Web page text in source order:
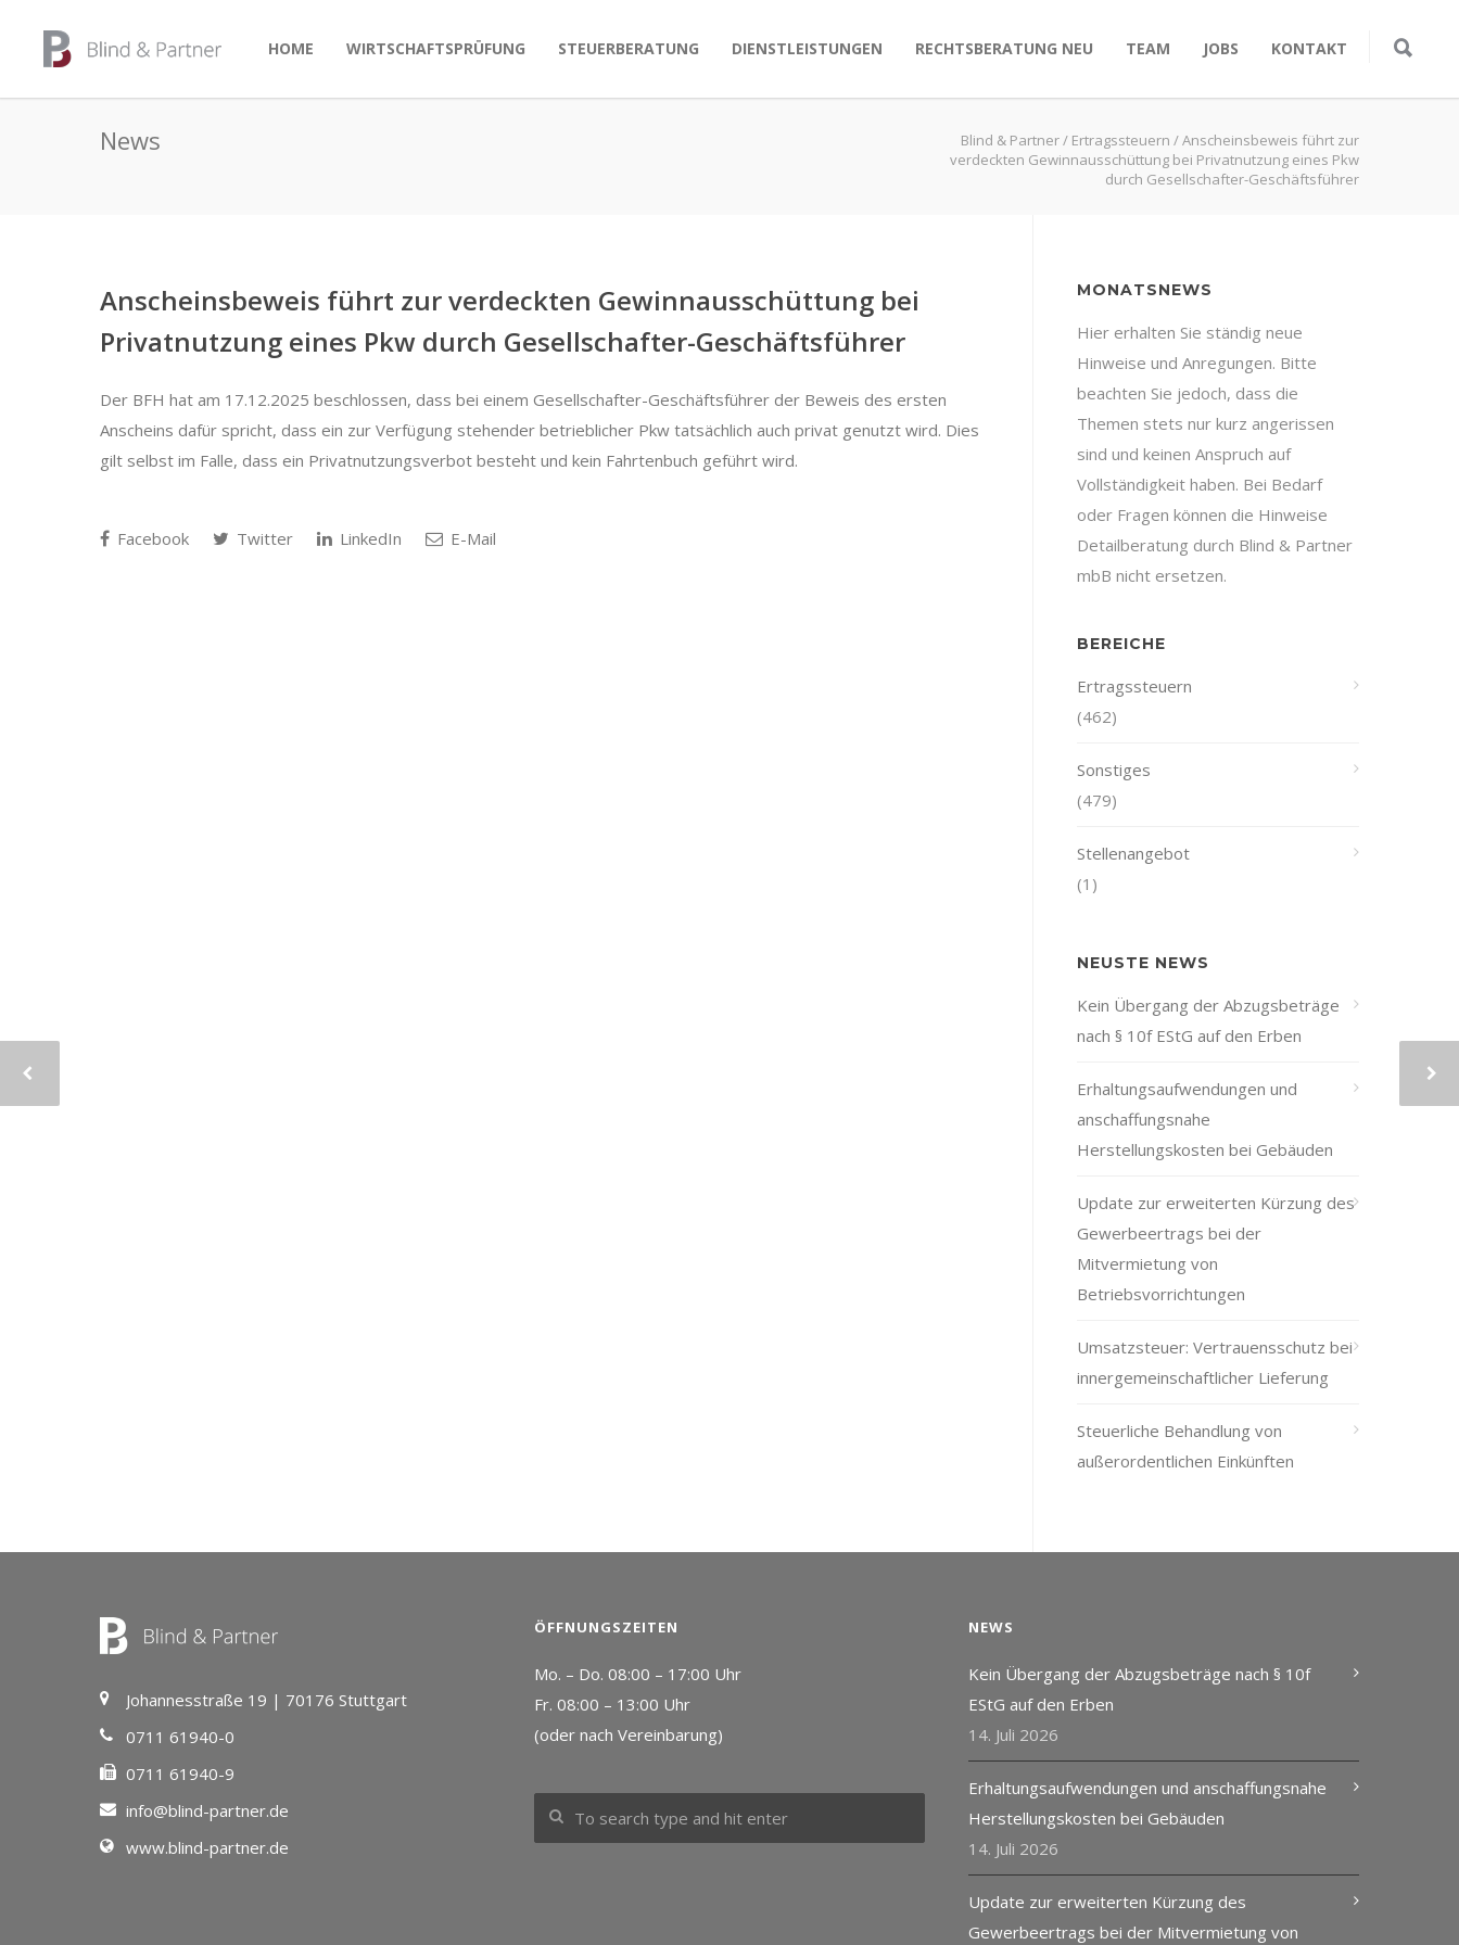
HOME WIRTSCHAFTSPRÜFUNG STEUERBERATUNG DIENSTLEISTUNGEN RECHTSBERATUNG NEU TEAM JOBS KONTAKT
News Blind & Partner/ Ertragssteuern /Anscheinsbeweis führt zur
verdeckten Gewinnausschüttung bei Privatnutzung eines Pkw
durch Gesellschafter-Geschäftsführer
Anscheinsbeweis führt zur verdeckten Gewinnausschüttung bei
Privatnutzung eines Pkw durch Gesellschafter-Geschäftsführer
Der BFH hat am 17.12.2025 beschlossen, dass bei einem Gesellschafter-Geschäftsführer der Beweis des ersten
Anscheins dafür spricht, dass ein zur Verfügung stehender betrieblicher Pkw tatsächlich auch privat genutzt wird. Dies
gilt selbst im Falle, dass ein Privatnutzungsverbot besteht und kein Fahrtenbuch geführt wird.
Facebook Twitter LinkedIn E-Mail
MONATSNEWS
Hier erhalten Sie ständig neue
Hinweise und Anregungen. Bitte
beachten Sie jedoch, dass die
Themen stets nur kurz angerissen
sind und keinen Anspruch auf
Vollständigkeit haben. Bei Bedarf
oder Fragen können die Hinweise
Detailberatung durch Blind & Partner
mbB nicht ersetzen.
BEREICHE
Ertragssteuern
(462)
Sonstiges
(479)
Stellenangebot
(1)
NEUSTE NEWS
Kein Übergang der Abzugsbeträge
nach § 10f EStG auf den Erben
Erhaltungsaufwendungen und
anschaffungsnahe
Herstellungskosten bei Gebäuden
Update zur erweiterten Kürzung des
Gewerbeertrags bei der
Mitvermietung von
Betriebsvorrichtungen
Umsatzsteuer: Vertrauensschutz bei
innergemeinschaftlicher Lieferung
Steuerliche Behandlung von
außerordentlichen Einkünften
Johannesstraße 19 | 70176 Stuttgart
0711 61940-0
0711 61940-9
info@blind-partner.de
www.blind-partner.de
ÖFFNUNGSZEITEN
Mo. – Do. 08:00 – 17:00 Uhr
Fr. 08:00 – 13:00 Uhr
(oder nach Vereinbarung)
NEWS
Kein Übergang der Abzugsbeträge nach § 10f
EStG auf den Erben
14. Juli 2026
Erhaltungsaufwendungen und anschaffungsnahe
Herstellungskosten bei Gebäuden
14. Juli 2026
Update zur erweiterten Kürzung des
Gewerbeertrags bei der Mitvermietung von